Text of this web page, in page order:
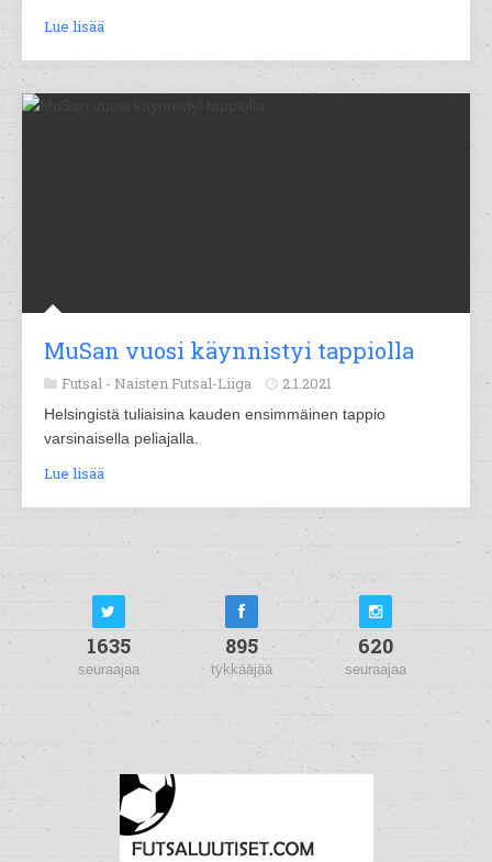
Lue lisää
MuSan vuosi käynnistyi tappiolla
Futsal - Naisten Futsal-Liiga 2.1.2021
Helsingistä tuliaisina kauden ensimmäinen tappio
varsinaisella peliajalla.
Lue lisää
1635
seuraajaa
895
tykkääjää
620
seuraajaa